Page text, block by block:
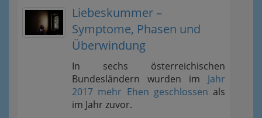
Liebeskummer –
Symptome, Phasen und
Überwindung
In sechs österreichischen
Bundesländern wurden im Jahr
2017 mehr Ehen geschlossen als
im Jahr zuvor.